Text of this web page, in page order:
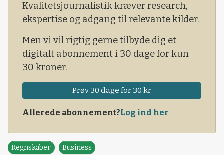
Kvalitetsjournalistik kræver research,
ekspertise og adgang til relevante kilder.
Men vi vil rigtig gerne tilbyde dig et
digitalt abonnement i 30 dage for kun
30 kroner.
Prøv 30 dage for 30 kr
Allerede abonnement?Log ind her
Regnskaber Business